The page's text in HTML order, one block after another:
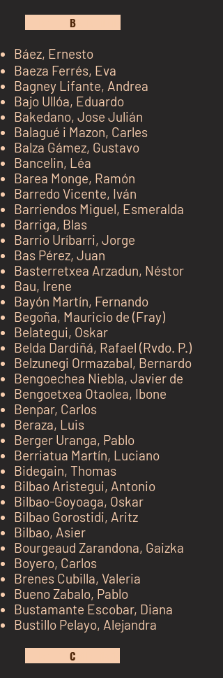
B
Báez, Ernesto
Baeza Ferrés, Eva
Bagney Lifante, Andrea
Bajo Ullóa, Eduardo
Bakedano, Jose Julián
Balagué i Mazon, Carles
Balza Gámez, Gustavo
Bancelin, Léa
Barea Monge, Ramón
Barredo Vicente, Iván
Barriendos Miguel, Esmeralda
Barriga, Blas
Barrio Uríbarri, Jorge
Bas Pérez, Juan
Basterretxea Arzadun, Néstor
Bau, Irene
Bayón Martín, Fernando
Begoña, Mauricio de (Fray)
Belategui, Oskar
Belda Dardiñá, Rafael (Rvdo. P.)
Belzunegi Ormazabal, Bernardo
Bengoechea Niebla, Javier de
Bengoetxea Otaolea, Ibone
Benpar, Carlos
Beraza, Luis
Berger Uranga, Pablo
Berriatua Martín, Luciano
Bidegain, Thomas
Bilbao Aristegui, Antonio
Bilbao-Goyoaga, Oskar
Bilbao Gorostidi, Aritz
Bilbao, Asier
Bourgeaud Zarandona, Gaizka
Boyero, Carlos
Brenes Cubilla, Valeria
Bueno Zabalo, Pablo
Bustamante Escobar, Diana
Bustillo Pelayo, Alejandra
C